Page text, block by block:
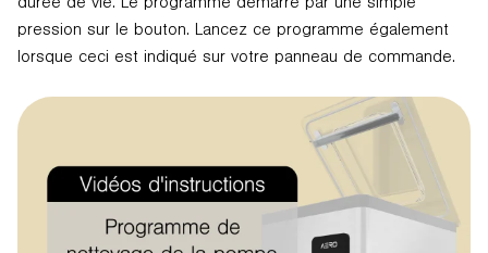
pression sur le bouton. Lancez ce programme également
lorsque ceci est indiqué sur votre panneau de commande.